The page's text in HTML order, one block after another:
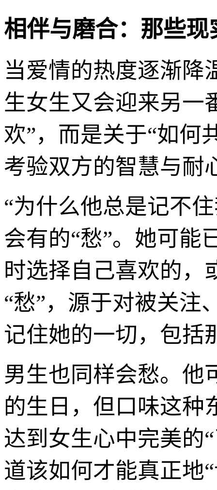
相伴与磨合：那些现
当爱情的热度逐渐降
生女生又会迎来另一
欢”，而是关于“如何
考验双方的智慧与耐
“为什么他总是记不
会有的“愁”。她可能
时选择自己喜欢的，
“愁”，源于对被关注
记住她的一切，包括
男生也同样会愁。他
的生日，但口味这种
达到女生心中完美的
道该如何才能真正地